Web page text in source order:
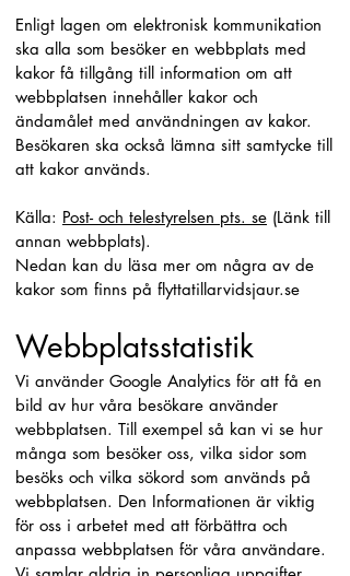
Enligt lagen om elektronisk kommunikation
ska alla som besöker en webbplats med
kakor få tillgång till information om att
webbplatsen innehåller kakor och
ändamålet med användningen av kakor.
Besökaren ska också lämna sitt samtycke till
att kakor används.
Källa: Post- och telestyrelsen pts. se (Länk till
annan webbplats).
Nedan kan du läsa mer om några av de
kakor som finns på flyttatillarvidsjaur.se
Webbplatsstatistik
Vi använder Google Analytics för att få en
bild av hur våra besökare använder
webbplatsen. Till exempel så kan vi se hur
många som besöker oss, vilka sidor som
besöks och vilka sökord som används på
webbplatsen. Den Informationen är viktig
för oss i arbetet med att förbättra och
anpassa webbplatsen för våra användare.